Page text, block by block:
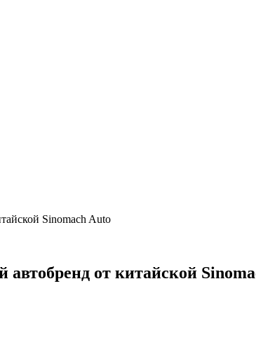
Sinomach Auto
от китайской